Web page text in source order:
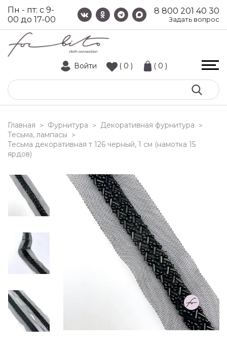
8 800 201 40 30
Задать вопрос
Пн - пт: с 9-
00 до 17-00
Войти ( 0 ) ( 0 )
Главная > Фурнитура > Декоративная фурнитура >
Тесьма, лампасы >
тесьма декоративная т 126 черный, 1 см (намотка 15
ярдов)